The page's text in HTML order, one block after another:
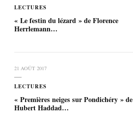
LECTURES
« Le festin du lézard » de Florence
Herrlemann…
21 AOÛT 2017
LECTURES
« Premières neiges sur Pondichéry » de
Hubert Haddad…